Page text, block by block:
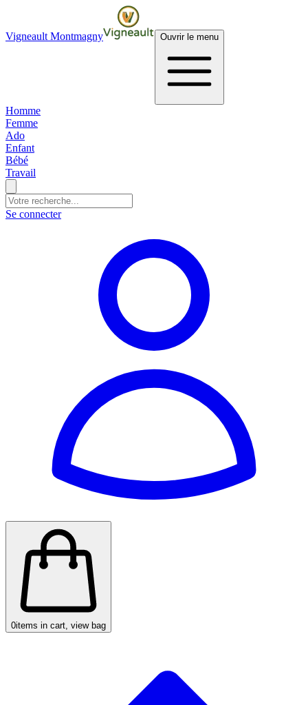
Vigneault Montmagny Ouvrir le menu
Homme
Femme
Ado
Enfant
Bébé
Travail
Se connecter
0items in cart, view bag